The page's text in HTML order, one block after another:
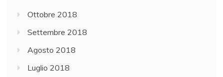
Ottobre 2018
Settembre 2018
Agosto 2018
Luglio 2018